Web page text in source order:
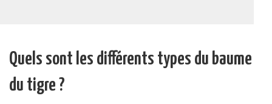
Quels sont les différents types du baume
du tigre ?